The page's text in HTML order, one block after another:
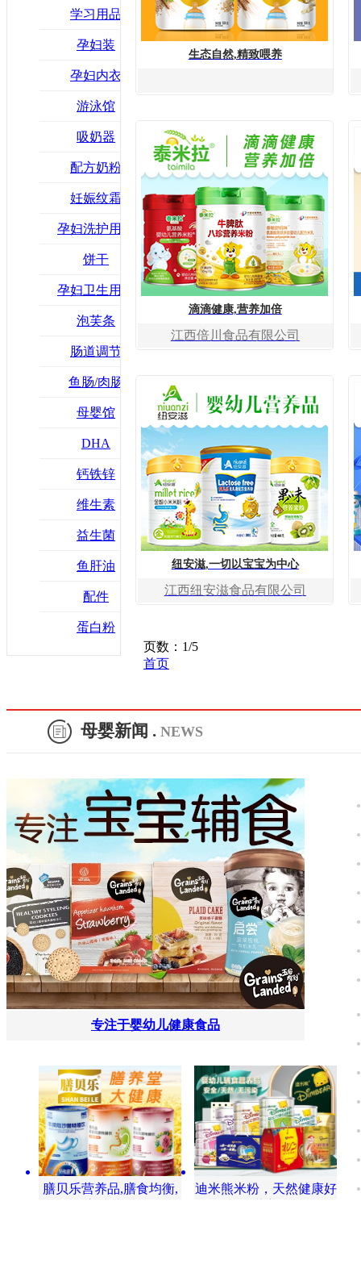
学习用品
孕妇装
孕妇内衣
游泳馆
吸奶器
配方奶粉
妊娠纹霜
孕妇洗护用品
饼干
孕妇卫生用品
泡芙条
肠道调节
鱼肠/肉肠
母婴馆
DHA
钙铁锌
维生素
益生菌
鱼肝油
配件
蛋白粉
生态自然,精致喂养
滴滴健康,营养加倍
江西倍川食品有限公司
纽安滋,一切以宝宝为中心
江西纽安滋食品有限公司
页数：1/5
首页
2
3
4
转到
母婴新闻 . NEWS
专注于婴幼儿健康食品
膳贝乐营养品,膳食均衡,
迪米熊米粉，天然健康好